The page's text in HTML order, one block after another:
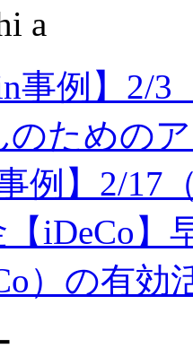
a
事例】2/
のための
事例】2/
iDeCo】
）の有